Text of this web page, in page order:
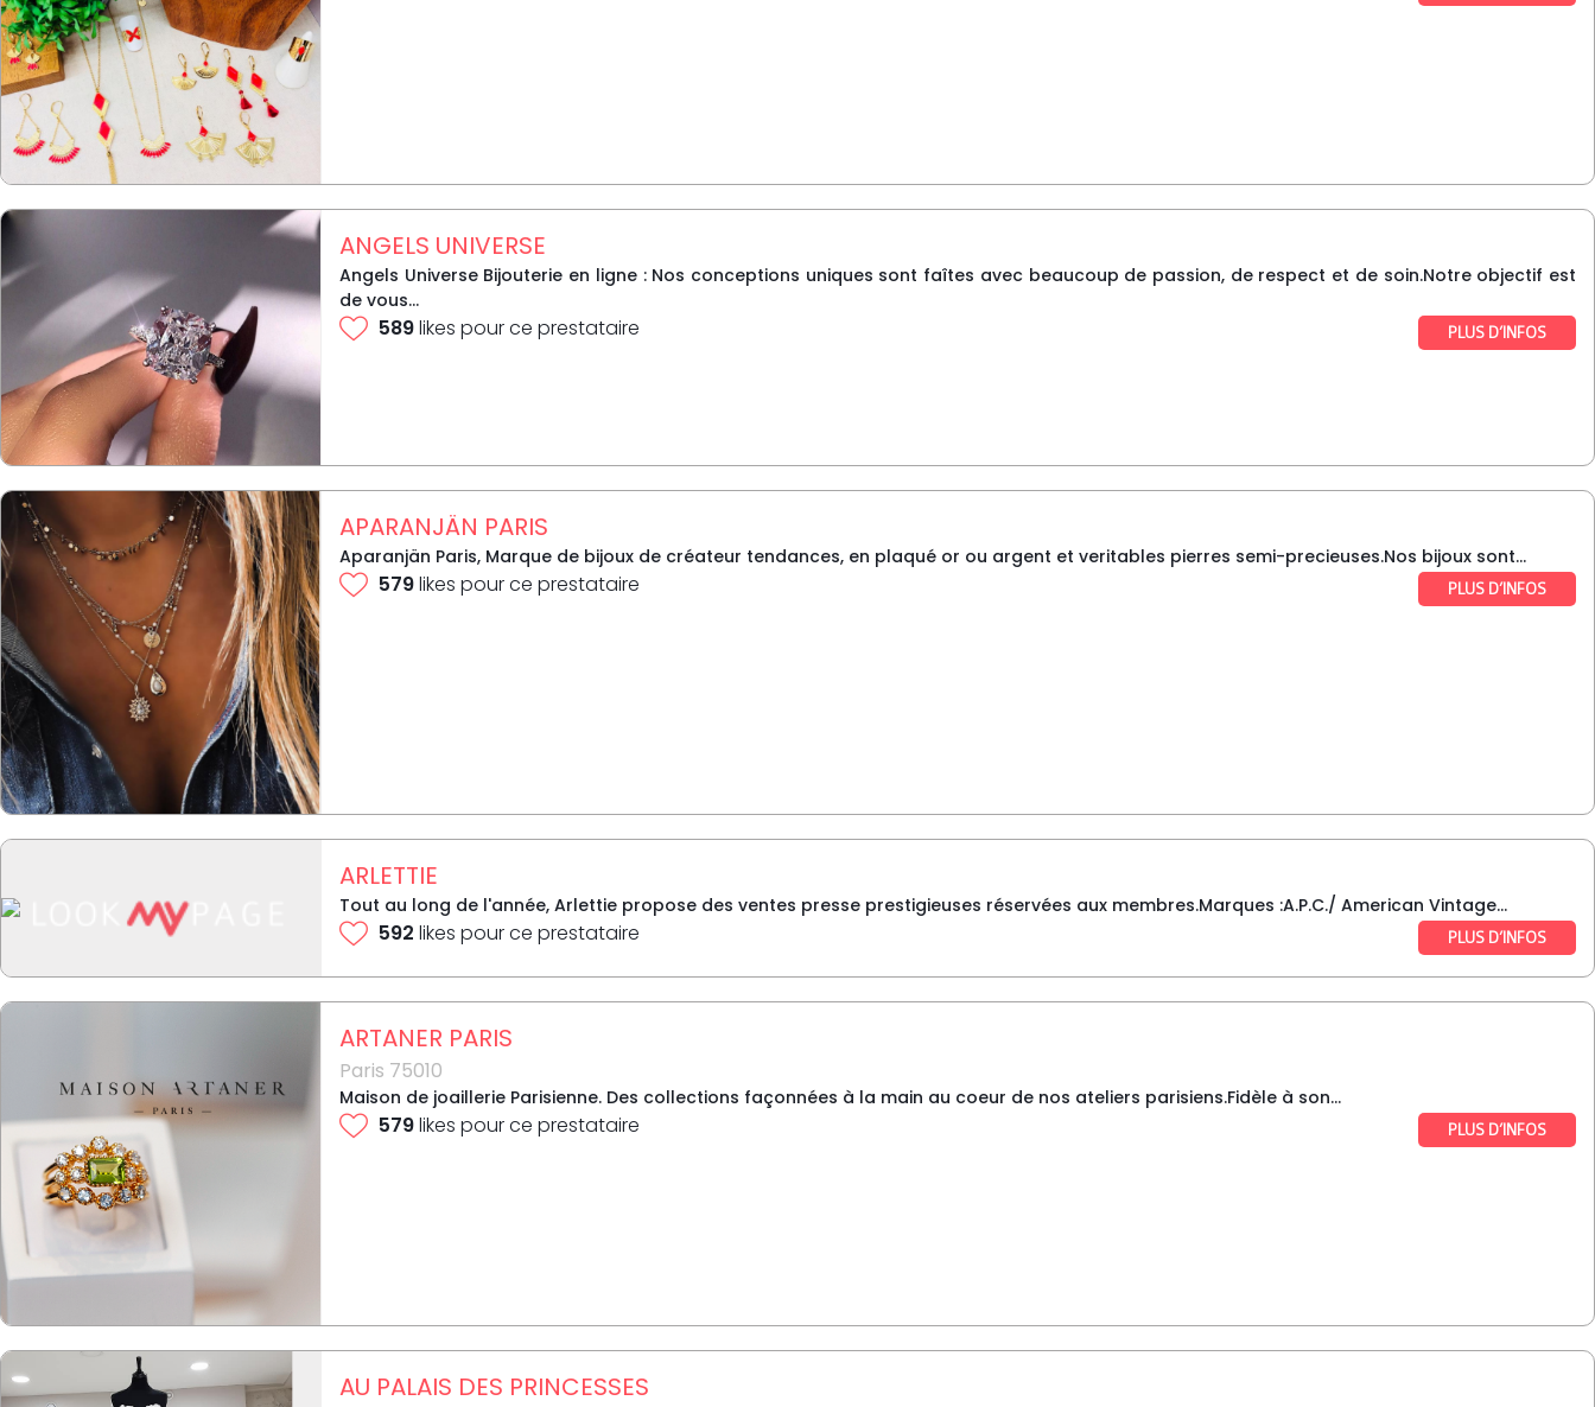
ANGELS UNIVERSE
Angels Universe Bijouterie en ligne : Nos conceptions uniques sont faîtes avec beaucoup de passion, de respect et de soin.Notre objectif est
de vous...
589likes pour ce prestataire PLUS D’INFOS
APARANJÄN PARIS
Aparanjän Paris, Marque de bijoux de créateur tendances, en plaqué or ou argent et veritables pierres semi-precieuses.Nos bijoux sont...
579likes pour ce prestataire PLUS D’INFOS
ARLETTIE
Tout au long de l'année, Arlettie propose des ventes presse prestigieuses réservées aux membres.Marques :A.P.C./ American Vintage...
592 likes pour ce prestataire PLUS D’INFOS
ARTANER PARIS
Paris 75010
Maison de joaillerie Parisienne. Des collections façonnées à la main au coeur de nos ateliers parisiens.Fidèle à son...
579likes pour ce prestataire PLUS D’INFOS
AU PALAIS DES PRINCESSES